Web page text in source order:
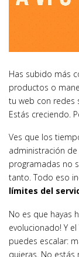
Has subido más
productos o
tu web con redes
Estás creciendo.
Ves que los
administración
programadas no
tanto. Todo eso
límites del
No es que hayas
evolucionado! Y
puedes escalar:
quieras. No